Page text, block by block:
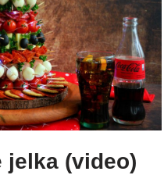
jelka (video)